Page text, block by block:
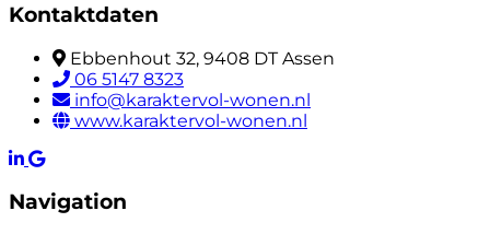
Kontaktdaten
Ebbenhout 32, 9408 DT Assen
06 5147 8323
info@karaktervol-wonen.nl
www.karaktervol-wonen.nl
Navigation